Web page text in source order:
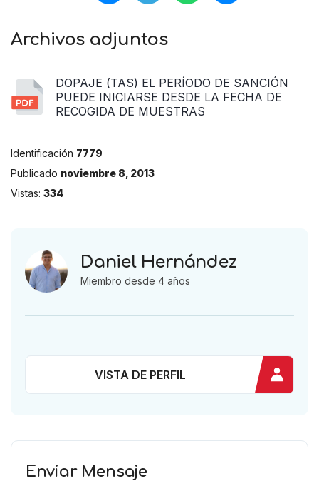
Archivos adjuntos
DOPAJE (TAS) EL PERÍODO DE SANCIÓN
PUEDE INICIARSE DESDE LA FECHA DE
RECOGIDA DE MUESTRAS
Identificación 7779
Publicado noviembre 8, 2013
Vistas: 334
Daniel Hernández
Miembro desde 4 años
VISTA DE PERFIL
Enviar Mensaje